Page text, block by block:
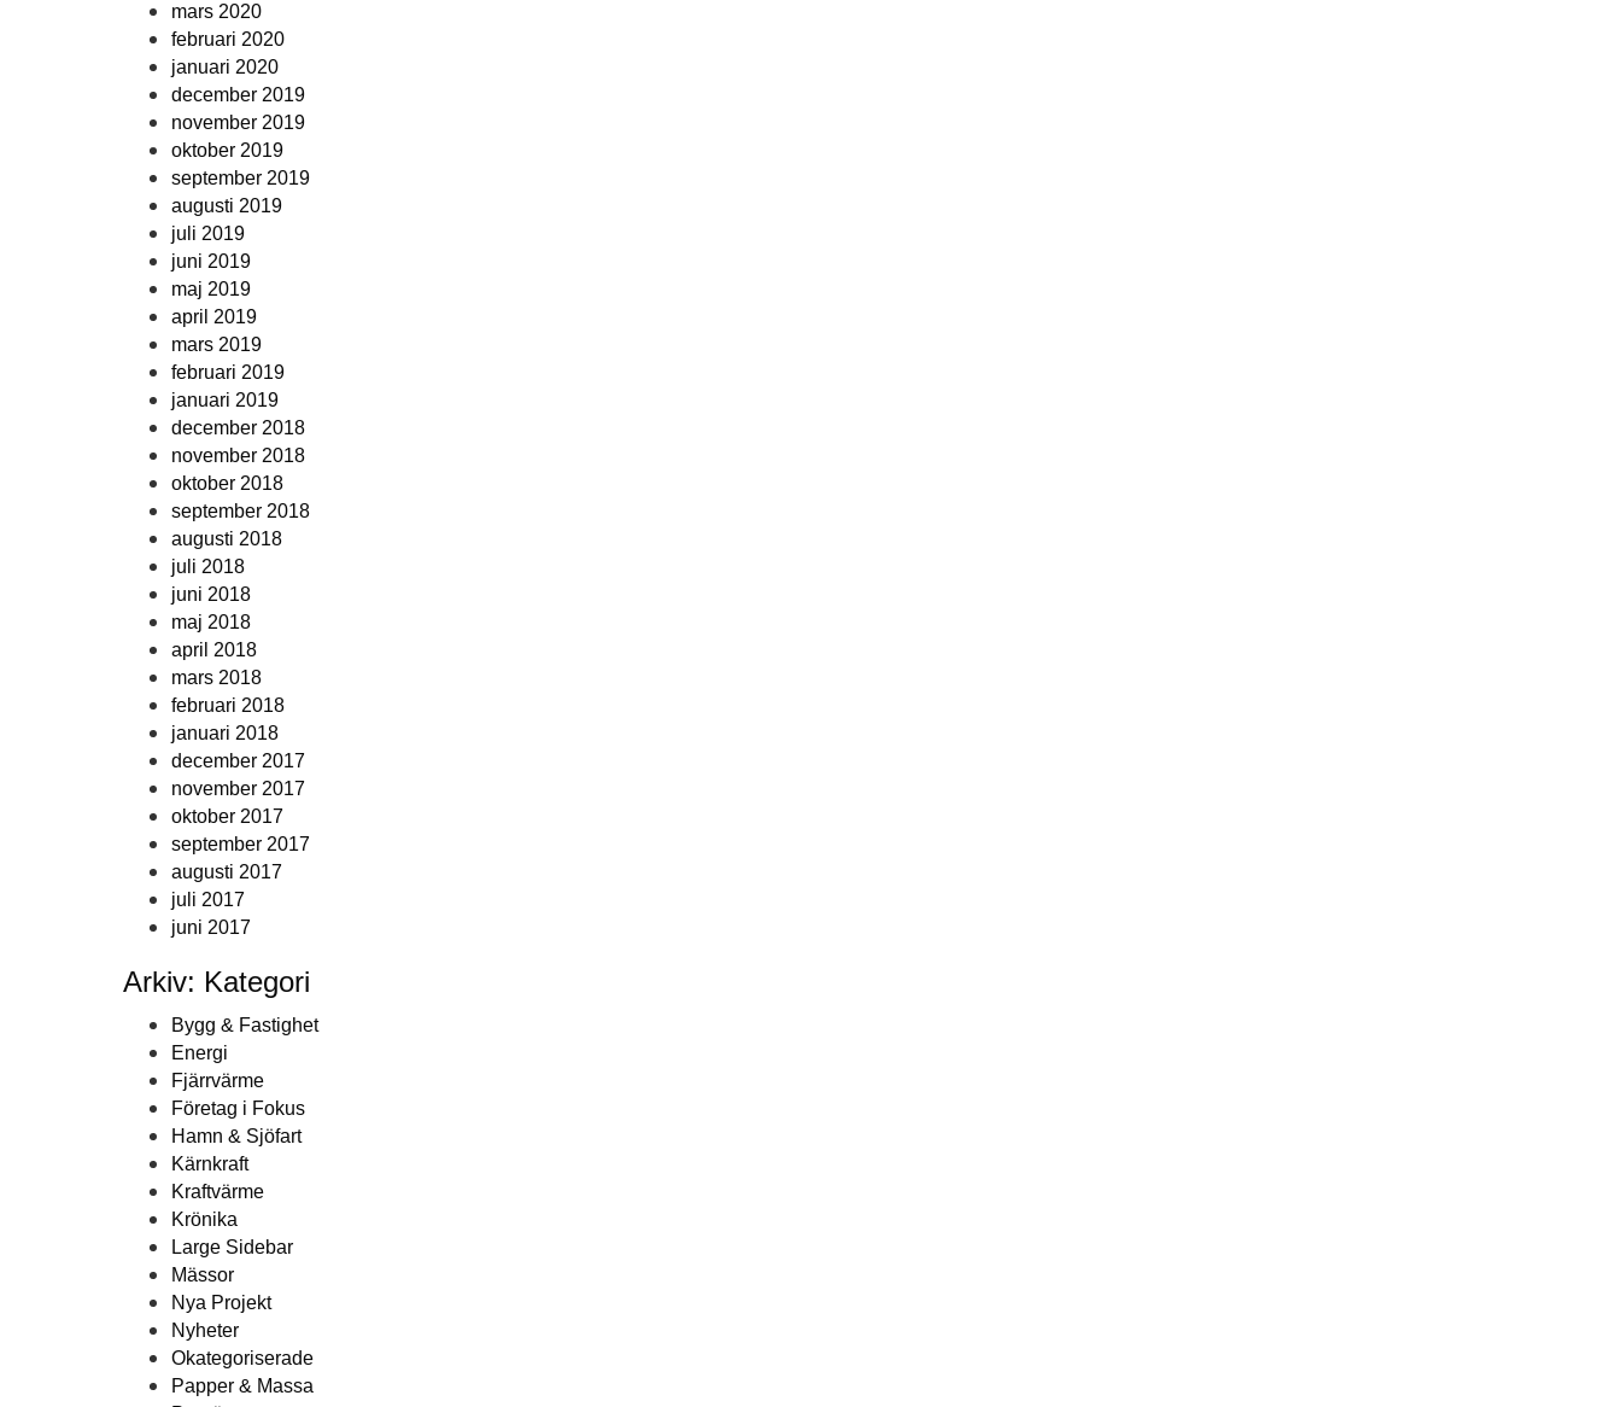
mars 2020
februari 2020
januari 2020
december 2019
november 2019
oktober 2019
september 2019
augusti 2019
juli 2019
juni 2019
maj 2019
april 2019
mars 2019
februari 2019
januari 2019
december 2018
november 2018
oktober 2018
september 2018
augusti 2018
juli 2018
juni 2018
maj 2018
april 2018
mars 2018
februari 2018
januari 2018
december 2017
november 2017
oktober 2017
september 2017
augusti 2017
juli 2017
juni 2017
Arkiv: Kategori
Bygg & Fastighet
Energi
Fjärrvärme
Företag i Fokus
Hamn & Sjöfart
Kärnkraft
Kraftvärme
Krönika
Large Sidebar
Mässor
Nya Projekt
Nyheter
Okategoriserade
Papper & Massa